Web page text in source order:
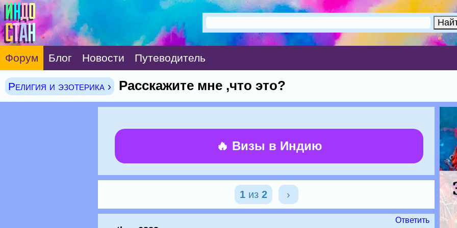
Форум Блог Новости Путеводитель
Религия и эзотерика › Расскажите мне ,что это?
🔥 Визы в Индию
1из 2 ›
Ответить